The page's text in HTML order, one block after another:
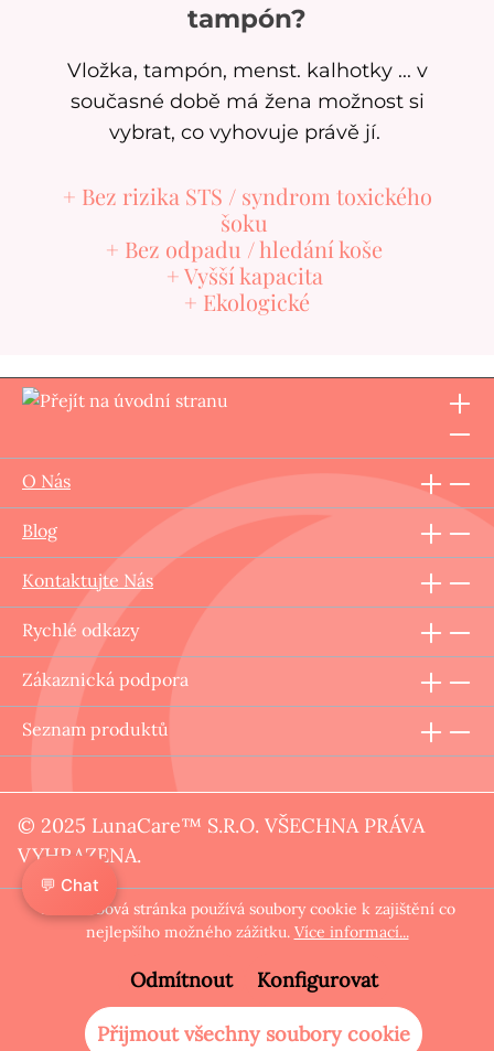
tampón?
Vložka, tampón, menst. kalhotky ... v
současné době má žena možnost si
vybrat, co vyhovuje právě jí.
+ Bez rizika STS / syndrom toxického
šoku
+ Bez odpadu / hledání koše
+ Vyšší kapacita
+ Ekologické
O Nás
Blog
Kontaktujte Nás
Rychlé odkazy
Zákaznická podpora
Seznam produktů
© 2025 LunaCare™ S.R.O. VŠECHNA PRÁVA
VYHRAZENA.
Tato webová stránka používá soubory cookie k zajištění co
nejlepšího možného zážitku. Více informací...
Odmítnout Konfigurovat
Přijmout všechny soubory cookie
💬 Chat